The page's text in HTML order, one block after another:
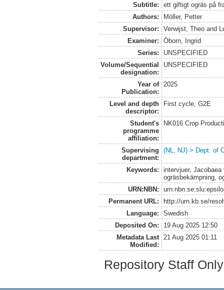
Subtitle:
ett giftigt ogräs på
Authors:
Möller, Petter
Supervisor:
Verwijst, Theo and
Examiner:
Öborn, Ingrid
Series:
UNSPECIFIED
Volume/Sequential
designation:
UNSPECIFIED
Year of
Publication:
2025
Level and depth
descriptor:
First cycle, G2E
Student's
programme
affiliation:
NK016 Crop
Supervising
department:
(NL, NJ) > Dept. of
Keywords:
intervjuer,
ogräsbekämpning,
URN:NBN:
Permanent URL:
http://urn.kb.se/
Language:
Swedish
Deposited On:
19 Aug 2025 12:50
Metadata Last
Modified:
21 Aug 2025 01:11
Repository Staff